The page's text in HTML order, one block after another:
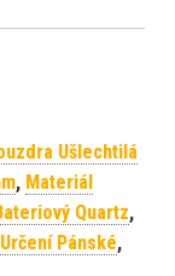
Ušlechtilá
, Materiál
Quartz,
Určení Pánské,